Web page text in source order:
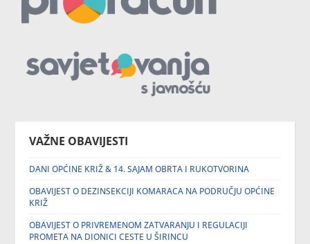
VAŽNE OBAVIJESTI
DANI OPĆINE KRIŽ & 14. SAJAM OBRTA I RUKOTVORINA
OBAVIJEST O DEZINSEKCIJI KOMARACA NA PODRUČJU OPĆINE
KRIŽ
OBAVIJEST O PRIVREMENOM ZATVARANJU I REGULACIJI
PROMETA NA DIONICI CESTE U ŠIRINCU